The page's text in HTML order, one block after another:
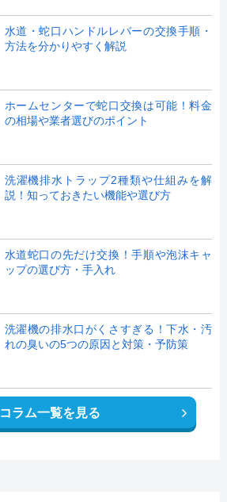
水道・蛇口ハンドルレバーの交換手順・
方法を分かりやすく解説
ホームセンターで蛇口交換は可能！料金
の相場や業者選びのポイント
洗濯機排水トラップ2種類や仕組みを解
説！知っておきたい機能や選び方
水道蛇口の先だけ交換！手順や泡沫キャ
ップの選び方・手入れ
洗濯機の排水口がくさすぎる！下水・汚
れの臭いの5つの原因と対策・予防策
コラム一覧を見る